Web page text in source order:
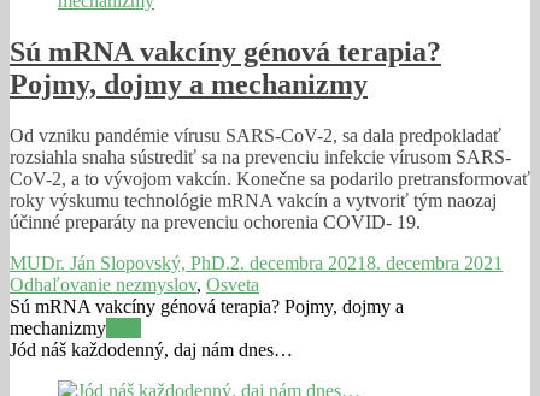
Sú mRNA vakcíny génová terapia?
Pojmy, dojmy a mechanizmy
Od vzniku pandémie vírusu SARS-CoV-2, sa dala predpokladať
rozsiahla snaha sústrediť sa na prevenciu infekcie vírusom SARS-
CoV-2, a to vývojom vakcín. Konečne sa podarilo pretransformovať
roky výskumu technológie mRNA vakcín a vytvoriť tým naozaj
účinné preparáty na prevenciu ochorenia COVID- 19.
MUDr. Ján Slopovský, PhD.2. decembra 20218. decembra 2021
Odhaľovanie nezmyslov, Osveta
Sú mRNA vakcíny génová terapia? Pojmy, dojmy a
mechanizmy
Jód náš každodenný, daj nám dnes…